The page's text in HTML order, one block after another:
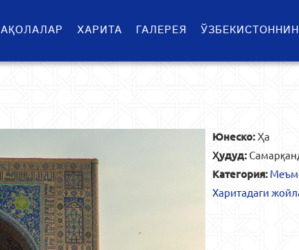
ХАРИТА ГАЛЕРЕЯ
Юнеско:Ҳа
Ҳудуд:
Категория:
Харитадаги